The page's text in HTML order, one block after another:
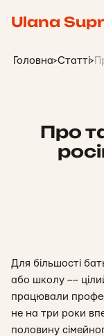
Ulana
Головна>Статті>
Про
Для більшості
або школу ––
працювали
не на три роки
половину